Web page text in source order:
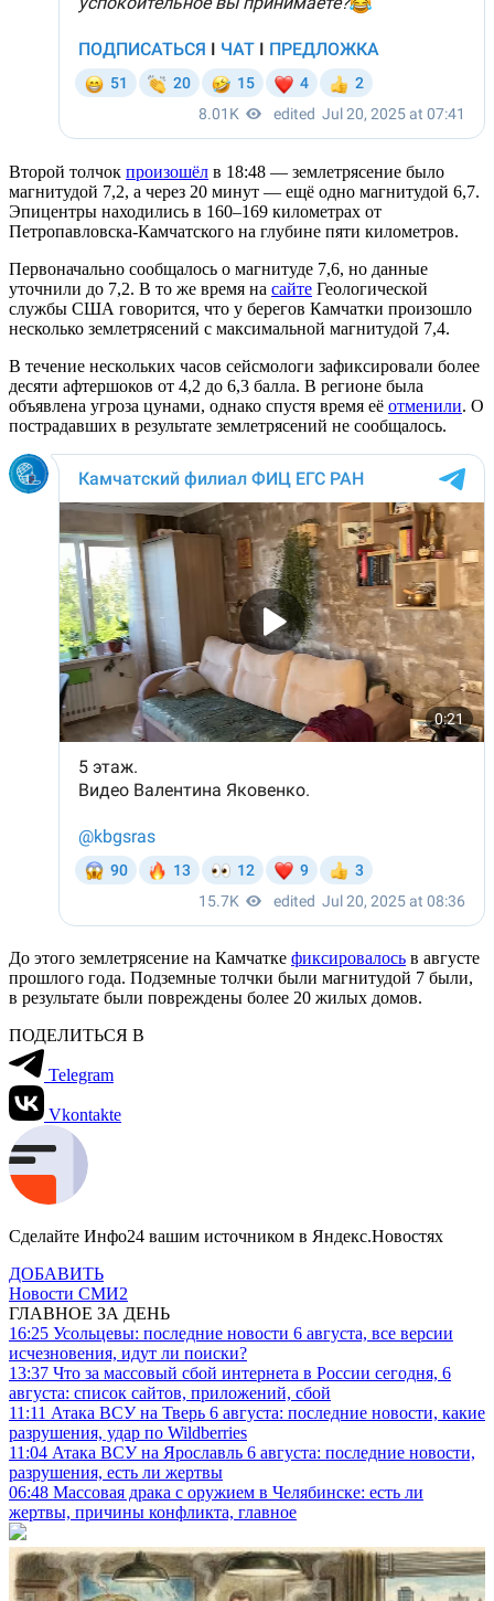
Второй толчок произошёл в 18:48 — землетрясение было
магнитудой 7,2, а через 20 минут — ещё одно магнитудой 6,7.
Эпицентры находились в 160–169 километрах от
Петропавловска-Камчатского на глубине пяти километров.
Первоначально сообщалось о магнитуде 7,6, но данные
уточнили до 7,2. В то же время на сайте Геологической
службы США говорится, что у берегов Камчатки произошло
несколько землетрясений с максимальной магнитудой 7,4.
В течение нескольких часов сейсмологи зафиксировали более
десяти афтершоков от 4,2 до 6,3 балла. В регионе была
объявлена угроза цунами, однако спустя время её отменили. О
пострадавших в результате землетрясений не сообщалось.
До этого землетрясение на Камчатке фиксировалось в августе
прошлого года. Подземные толчки были магнитудой 7 были,
в результате были повреждены более 20 жилых домов.
ПОДЕЛИТЬСЯ В
Telegram
Vkontakte
Сделайте Инфо24 вашим источником в Яндекс.Новостях
ДОБАВИТЬ
Новости СМИ2
ГЛАВНОЕ ЗА ДЕНЬ
16:25 Усольцевы: последние новости 6 августа, все версии
исчезновения, идут ли поиски?
13:37 Что за массовый сбой интернета в России сегодня, 6
августа: список сайтов, приложений, сбой
11:11 Атака ВСУ на Тверь 6 августа: последние новости, какие
разрушения, удар по Wildberries
11:04 Атака ВСУ на Ярославль 6 августа: последние новости,
разрушения, есть ли жертвы
06:48 Массовая драка с оружием в Челябинске: есть ли
жертвы, причины конфликта, главное